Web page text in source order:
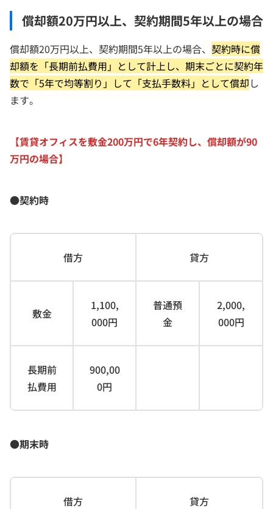
償却額20万円以上、契約期間5年以上の場合
償却額20万円以上、契約期間5年以上の場合、 契約時に償
却額を「長期前払費用」として計上し、期末ごとに契約年
数で「5年で均等割り」して「支払手数料」として償却し
ます。
【賃貸オフィスを敷金200万円で6年契約し、償却額が90
万円の場合】
●契約時
借方 貸方
敷金
1,100,
000円
普通預
金
2,000,
000円
長期前
払費用
900,00
0円
●期末時
借方 貸方